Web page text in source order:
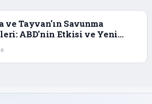
ve Tayvan'ın Savunma
ABD'nin Etkisi ve Yeni